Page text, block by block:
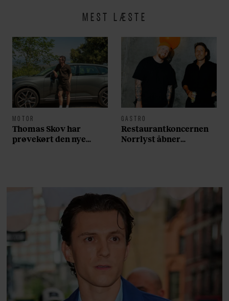
MEST LÆSTE
MOTOR
Thomas Skov har
prøvekørt den nye
GASTRO
Restaurantkoncernen
Norrlyst åbner